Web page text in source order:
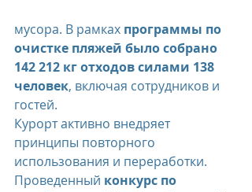
мусора. В рамках программы по
очистке пляжей было собрано
142 212 кг отходов силами 138
человек, включая сотрудников и
гостей.
Курорт активно внедряет
принципы повторного
использования и переработки.
Проведенный конкурс по